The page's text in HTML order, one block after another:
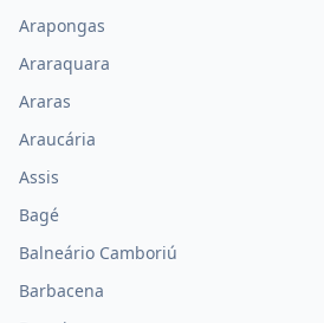
Arapongas
Araraquara
Araras
Araucária
Assis
Bagé
Balneário Camboriú
Barbacena